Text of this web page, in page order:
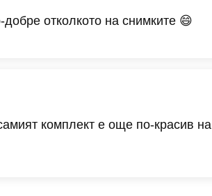
отколкото на снимките 😄
комплект е още по-красив на